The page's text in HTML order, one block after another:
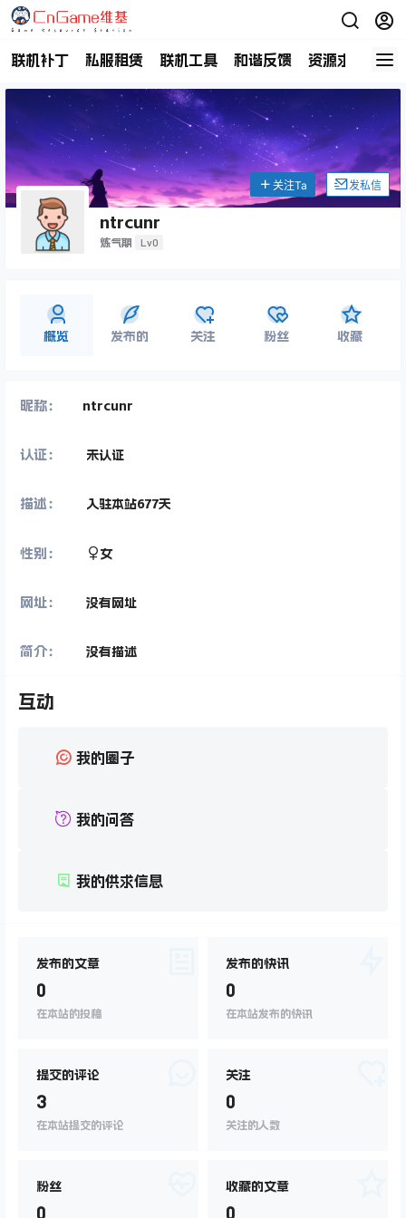
联机补丁 私服租赁 联机工具 和谐反馈 资源求助 商
ntrcunr
炼气期 Lv0
关注Ta 发私信
概览 发布的 关注 粉丝 收藏
昵称： ntrcunr
认证： 未认证
描述： 入驻本站677天
性别： 女
网址： 没有网址
简介： 没有描述
互动
我的圈子
我的问答
我的供求信息
发布的文章
0
在本站的投稿
发布的快讯
0
在本站发布的快讯
提交的评论
3
在本站提交的评论
关注
0
关注的人数
粉丝
0
收藏的文章
0